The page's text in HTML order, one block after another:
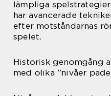
lämpliga
har avancerade
efter motståndarnas
spelet.
Historisk genomgång
med olika ”nivåer